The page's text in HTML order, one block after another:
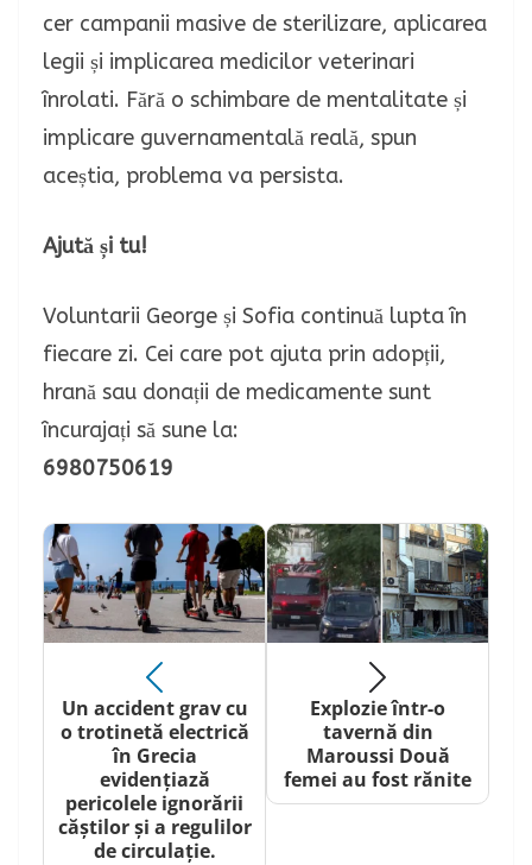
cer campanii masive de sterilizare, aplicarea
legii și implicarea medicilor veterinari
înrolati. Fără o schimbare de mentalitate și
implicare guvernamentală reală, spun
aceștia, problema va persista.
Ajută și tu!
Voluntarii George și Sofia continuă lupta în
fiecare zi. Cei care pot ajuta prin adopții,
hrană sau donații de medicamente sunt
încurajați să sune la:
6980750619
Un accident grav cu
o trotinetă electrică
în Grecia
evidențiază
pericolele ignorării
căștilor și a regulilor
de circulație.
Explozie într-o
tavernă din
Maroussi Două
femei au fost rănite